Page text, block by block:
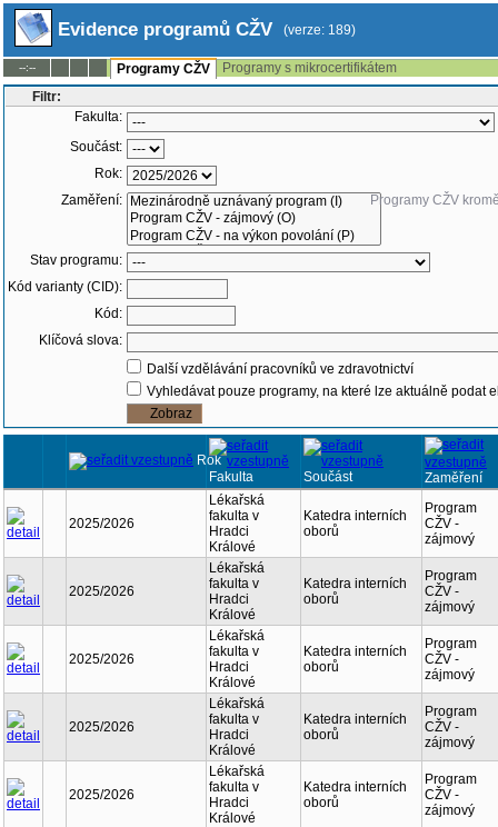
Evidence programů CŽV (verze: 189)
--:-- Programy CŽV
Programy s mikrocertifikátem
Filtr:
Fakulta:
Součást:
Rok:
Zaměření:
Programy CŽV
Stav programu:
Kód varianty (CID):
Kód:
Klíčová slova:
Další vzdělávání pracovníků ve zdravotnictví
Vyhledávat pouze programy, na které lze aktuálně podat
Rok
Fakulta
Součást Zaměření
2025/2026
Lékařská
fakulta v
Hradci
Králové
Katedra interních
oborů
Program
CŽV -
zájmový
2025/2026
Lékařská
fakulta v
Hradci
Králové
Katedra interních
oborů
Program
CŽV -
zájmový
2025/2026
Lékařská
fakulta v
Hradci
Králové
Katedra interních
oborů
Program
CŽV -
zájmový
2025/2026
Lékařská
fakulta v
Hradci
Králové
Katedra interních
oborů
Program
CŽV -
zájmový
2025/2026
Lékařská
fakulta v
Hradci
Králové
Katedra interních
oborů
Program
CŽV -
zájmový